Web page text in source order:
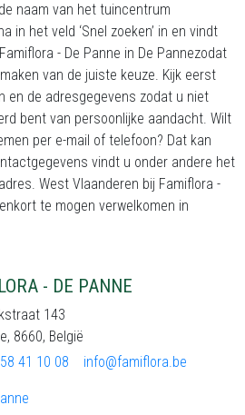
naam van het tuincentrum
in het veld ‘Snel zoeken’ in en vindt
- De Panne in De Pannezodat
van de juiste keuze. Kijk eerst
en de adresgegevens zodat u niet
bent van persoonlijke aandacht. Wilt
per e-mail of telefoon? Dat kan
vindt u onder andere het
West Vlaanderen bij Famiflora -
te mogen verwelkomen in
- DE PANNE
143
8660, België
41 10 08
info@famiflora.be